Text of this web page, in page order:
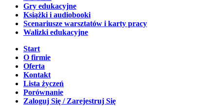
Gry edukacyjne
Książki i audiobooki
Scenariusze warsztatów i karty pracy
Walizki edukacyjne
Start
O firmie
Oferta
Kontakt
Lista życzeń
Porównanie
Zaloguj Się / Zarejestruj Się